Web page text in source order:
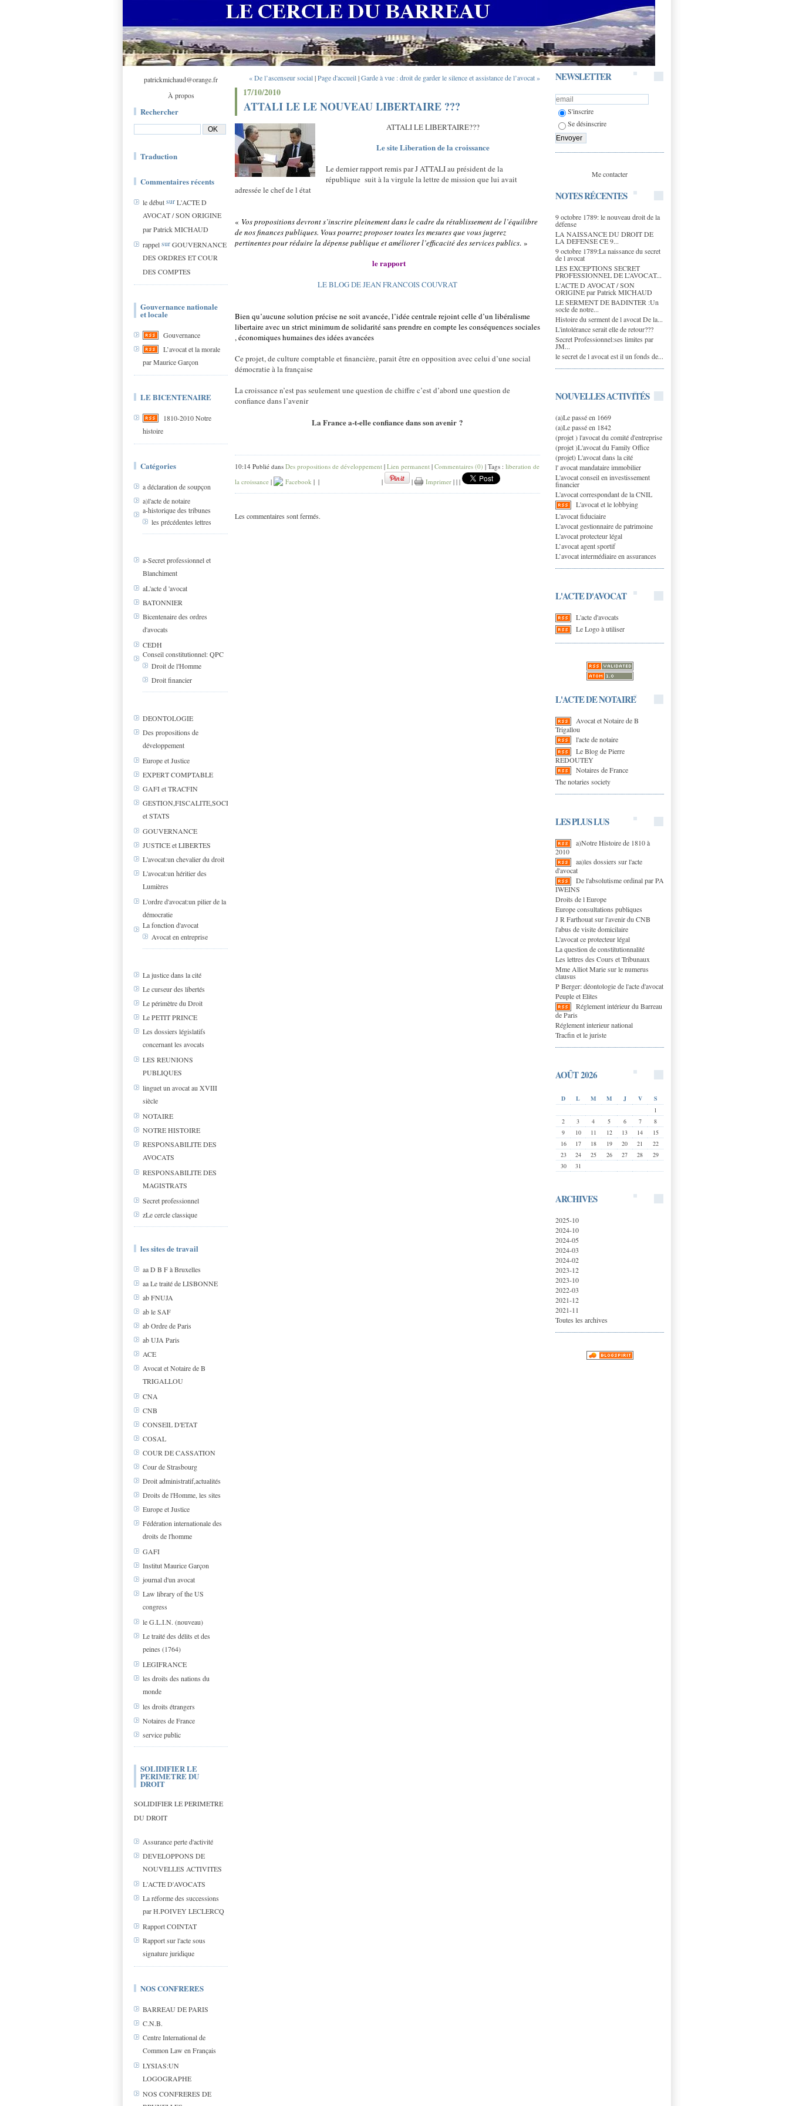
patrickmichaud@orange.fr
À propos
Rechercher
Traduction
Commentaires récents
le débutsurL'ACTE D
AVOCAT / SON ORIGINE
par Patrick MICHAUD
rappelsurGOUVERNANCE
DES ORDRES ET COUR
DES COMPTES
Gouvernance nationale
et locale
Gouvernance
L’avocat et la morale
par Maurice Garçon
LE BICENTENAIRE
1810-2010 Notre
histoire
Catégories
a déclaration de soupçon
a)l'acte de notaire
a-historique des tribunes
les précédentes lettres
a-Secret professionnel et
Blanchiment
aL'acte d 'avocat
BATONNIER
Bicentenaire des ordres
d'avocats
CEDH
Conseil constitutionnel: QPC
Droit de l'Homme
Droit financier
DEONTOLOGIE
Des propositions de
développement
Europe et Justice
EXPERT COMPTABLE
GAFI et TRACFIN
GESTION,FISCALITE,SOCIAL
et STATS
GOUVERNANCE
JUSTICE et LIBERTES
L'avocat:un chevalier du droit
L'avocat:un héritier des
Lumières
L'ordre d'avocat:un pilier de la
démocratie
La fonction d'avocat
Avocat en entreprise
La justice dans la cité
Le curseur des libertés
Le périmètre du Droit
Le PETIT PRINCE
Les dossiers législatifs
concernant les avocats
LES REUNIONS
PUBLIQUES
linguet un avocat au XVIII
siècle
NOTAIRE
NOTRE HISTOIRE
RESPONSABILITE DES
AVOCATS
RESPONSABILITE DES
MAGISTRATS
Secret professionnel
zLe cercle classique
les sites de travail
aa D B F à Bruxelles
aa Le traité de LISBONNE
ab FNUJA
ab le SAF
ab Ordre de Paris
ab UJA Paris
ACE
Avocat et Notaire de B
TRIGALLOU
CNA
CNB
CONSEIL D'ETAT
COSAL
COUR DE CASSATION
Cour de Strasbourg
Droit administratif,actualités
Droits de l'Homme, les sites
Europe et Justice
Fédération internationale des
droits de l'homme
GAFI
Institut Maurice Garçon
journal d'un avocat
Law library of the US
congress
le G.L.I.N. (nouveau)
Le traité des délits et des
peines (1764)
LEGIFRANCE
les droits des nations du
monde
les droits étrangers
Notaires de France
service public
SOLIDIFIER LE
PERIMETRE DU
DROIT
SOLIDIFIER LE PERIMETRE
DU DROIT
Assurance perte d'activité
DEVELOPPONS DE
NOUVELLES ACTIVITES
L'ACTE D'AVOCATS
La réforme des successions
par H.POIVEY LECLERCQ
Rapport COINTAT
Rapport sur l'acte sous
signature juridique
NOS CONFRERES
BARREAU DE PARIS
C.N.B.
Centre International de
Common Law en Français
LYSIAS:UN
LOGOGRAPHE
NOS CONFRERES DE
NEWSLETTER
S'inscrire
Se désinscrire
Me contacter
NOTES RÉCENTES
9 octobre 1789: le nouveau droit de la
défense
LA NAISSANCE DU DROIT DE
LA DEFENSE CE 9...
9 octobre 1789:La naissance du secret
de l avocat
LES EXCEPTIONS SECRET
PROFESSIONNEL DE L’AVOCAT...
L'ACTE D AVOCAT / SON
ORIGINE par Patrick MICHAUD
LE SERMENT DE BADINTER :Un
socle de notre...
Histoire du serment de l avocat De la...
L'intolérance serait elle de retour???
Secret Professionnel:ses limites par
JM...
le secret de l avocat est il un fonds de...
NOUVELLES ACTIVITÉS
(a)Le passé en 1669
(a)Le passé en 1842
(projet ) l'avocat du comité d'entreprise
(projet )L'avocat du Family Office
(projet) L'avocat dans la cité
l' avocat mandataire immobilier
L'avocat conseil en investissement
financier
L'avocat correspondant de la CNIL
L'avocat et le lobbying
L'avocat fiduciaire
L'avocat gestionnaire de patrimoine
L'avocat protecteur légal
L’avocat agent sportif
L’avocat intermédiaire en assurances
L'ACTE D'AVOCAT
L'acte d'avocats
Le Logo à utiliser
L'ACTE DE NOTAIRE
Avocat et Notaire de B
Trigallou
l'acte de notaire
Le Blog de Pierre
REDOUTEY
Notaires de France
The notaries society
LES PLUS LUS
a)Notre Histoire de 1810 à
2010
aa)les dossiers sur l'acte
d'avocat
De l'absolutisme ordinal par PA
IWEINS
Droits de l Europe
Europe consultations publiques
J R Farthouat sur l'avenir du CNB
l'abus de visite domicilaire
L'avocat ce protecteur légal
La question de constitutionnalité
Les lettres des Cours et Tribunaux
Mme Alliot Marie sur le numerus
clausus
P Berger: déontologie de l'acte d'avocat
Peuple et Elites
Réglement intérieur du Barreau
de Paris
Réglement interieur national
Tracfin et le juriste
AOÛT 2026
D L M M J V
S
1
2
3 4 5 6 7
8
9
10 11 12 13 14
15
16
17 18 19 20 21
22
23
24 25 26 27 28
29
30
31
ARCHIVES
2025-10
2024-10
2024-05
2024-03
2024-02
2023-12
2023-10
2022-03
2021-12
2021-11
Toutes les archives
« De l’ascenseur social|Page d'accueil|Garde à vue : droit de garder le silence et assistance de l’avocat »
17/10/2010
ATTALI LE LE NOUVEAU LIBERTAIRE ???
ATTALI LE LIBERTAIRE???
Le site Liberation de la croissance
Le dernier rapport remis par J ATTALI au président de la
république suit à la virgule la lettre de mission que lui avait
adressée le chef de l état
« Vos propositions devront s’inscrire pleinement dans le cadre du rétablissement de l’équilibre
de nos finances publiques. Vous pourrez proposer toutesles mesures que vous jugerez
pertinentes pour réduire la dépense publique et améliorer l’efficacité des services publics. »
le rapport
LE BLOG DE JEAN FRANCOIS COUVRAT
Bien qu’aucune solution précise ne soit avancée, l’idée centrale rejoint celle d’un libéralisme
libertaire avec un strict minimum de solidarité sans prendre en compte les conséquences sociales
, économiques humaines des idées avancées
Ce projet, de culture comptable et financière, parait être en opposition avec celui d’une social
démocratie à la française
La croissance n’est pas seulement une question de chiffre c’est d’abord une question de
confiance dans l’avenir
La Francea-t-elle confiance dans son avenir ?
10:14 Publié dans Des propositions de développement | Lien permanent | Commentaires (0) | Tags : liberation de
la croissance | Facebook | | | | Imprimer | | |
Les commentaires sont fermés.